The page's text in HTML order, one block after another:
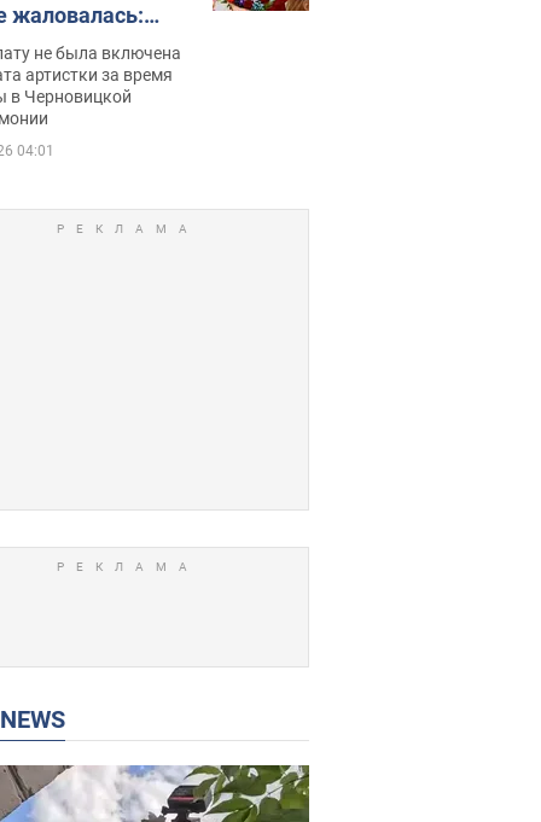
жаловалась:
получала
не была включена
артистки за время
в Черновицкой
04:01
NEWS